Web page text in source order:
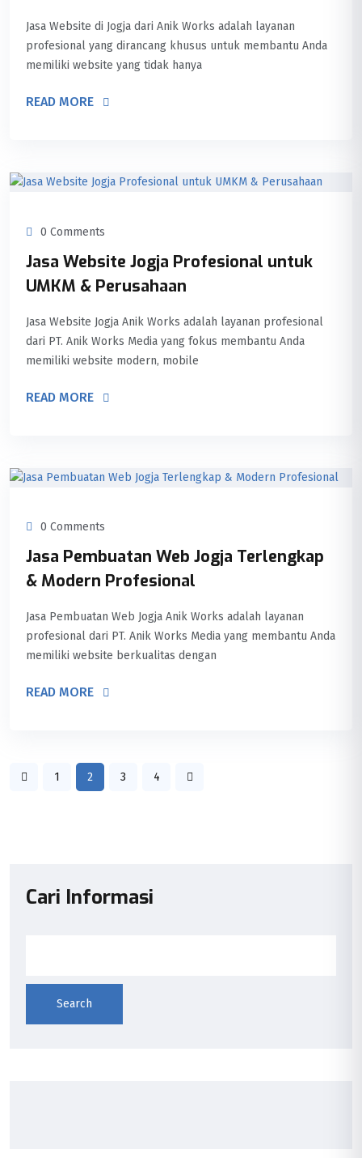
Jasa Website di Jogja dari Anik Works adalah layanan
profesional yang dirancang khusus untuk membantu Anda
memiliki website yang tidak hanya
READ MORE
0 Comments
Jasa Website Jogja Profesional untuk
UMKM & Perusahaan
Jasa Website Jogja Anik Works adalah layanan profesional
dari PT. Anik Works Media yang fokus membantu Anda
memiliki website modern, mobile
READ MORE
0 Comments
Jasa Pembuatan Web Jogja Terlengkap
& Modern Profesional
Jasa Pembuatan Web Jogja Anik Works adalah layanan
profesional dari PT. Anik Works Media yang membantu Anda
memiliki website berkualitas dengan
READ MORE
1 2 3 4
Cari Informasi
Search